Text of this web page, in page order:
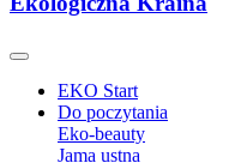
EKO Start
Do poczytania
Eko-beauty
Jama ustna